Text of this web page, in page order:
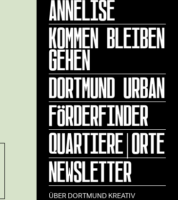
ANNELISE
KOMMEN BLEIBEN
GEHEN
DORTMUND URBAN
FÖRDERFINDER
QUARTIERE|ORTE
NEWSLETTER
ÜBER DORTMUND KREATIV